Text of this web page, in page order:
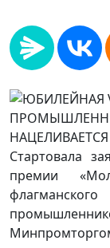
Стартовала
премии